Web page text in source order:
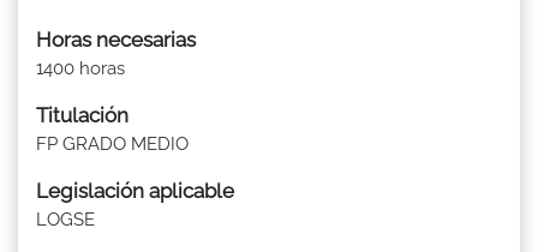
Horas necesarias
1400 horas
Titulación
FP GRADO MEDIO
Legislación aplicable
LOGSE